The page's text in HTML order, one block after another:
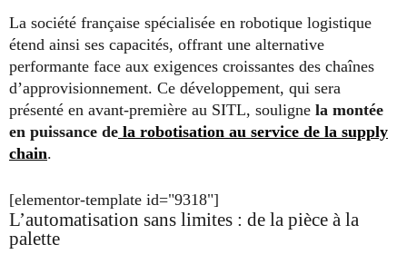
La société française spécialisée en robotique logistique
étend ainsi ses capacités, offrant une alternative
performante face aux exigences croissantes des chaînes
d’approvisionnement. Ce développement, qui sera
présenté en avant-première au SITL, souligne la montée
en puissance de la robotisation au service de la supply
chain.
[elementor-template id="9318"]
L’automatisation sans limites : de la pièce à la
palette